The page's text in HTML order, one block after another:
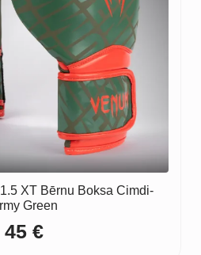
XT Bērnu Boksa Cimdi-
Green
45 €